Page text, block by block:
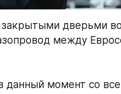
дверьми
между
данный момент со